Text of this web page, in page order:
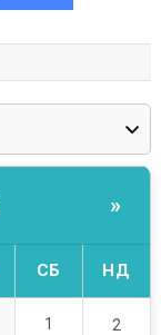
»
СБ НД
1 2